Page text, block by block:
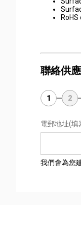
RoHS
聯絡供
1 2
電郵地址(填
我們會為您